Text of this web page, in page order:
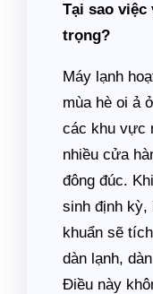
Tại sao việc
trọng?
Máy lạnh
mùa hè oi ả
các khu vực
nhiều cửa
đông đúc.
sinh định kỳ,
khuẩn sẽ
dàn lạnh,
Điều này